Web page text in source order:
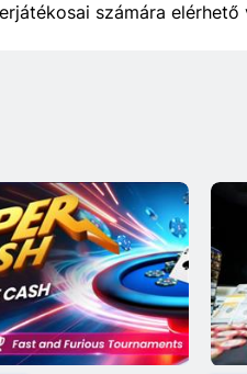
számára elérhető